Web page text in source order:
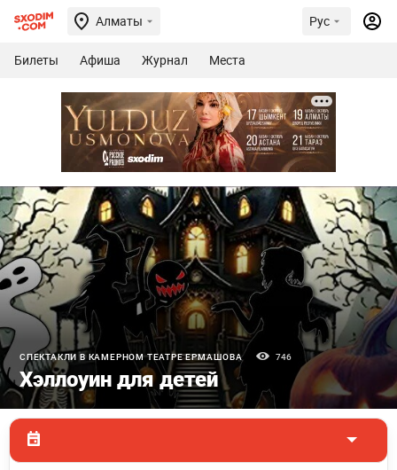
Алматы Рус
Билеты Афиша Журнал Места
СПЕКТАКЛИ В КАМЕРНОМ ТЕАТРЕ ЕРМАШОВА 746
Хэллоуин для детей